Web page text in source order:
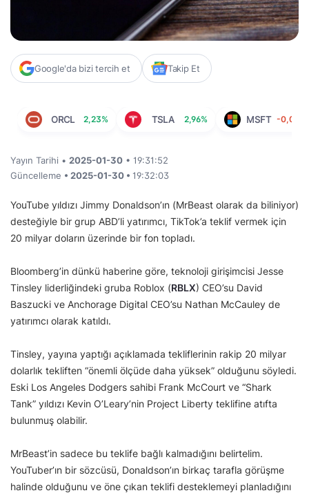
Google'da bizi tercih et Takip Et
ORCL 2,23% TSLA 2,96% MSFT -0,08%
Yayın Tarihi • 2025-01-30 • 19:31:52
Güncelleme • 2025-01-30 • 19:32:03
YouTube yıldızı Jimmy Donaldson’ın (MrBeast olarak da biliniyor)
desteğiyle bir grup ABD’li yatırımcı, TikTok’a teklif vermek için
20 milyar doların üzerinde bir fon topladı.
Bloomberg’in dünkü haberine göre, teknoloji girişimcisi Jesse
Tinsley liderliğindeki gruba Roblox (RBLX) CEO’su David
Baszucki ve Anchorage Digital CEO’su Nathan McCauley de
yatırımcı olarak katıldı.
Tinsley, yayına yaptığı açıklamada tekliflerinin rakip 20 milyar
dolarlık tekliften “önemli ölçüde daha yüksek” olduğunu söyledi.
Eski Los Angeles Dodgers sahibi Frank McCourt ve “Shark
Tank” yıldızı Kevin O’Leary’nin Project Liberty teklifine atıfta
bulunmuş olabilir.
MrBeast’in sadece bu teklife bağlı kalmadığını belirtelim.
YouTuber’ın bir sözcüsü, Donaldson’ın birkaç tarafla görüşme
halinde olduğunu ve öne çıkan teklifi desteklemeyi planladığını